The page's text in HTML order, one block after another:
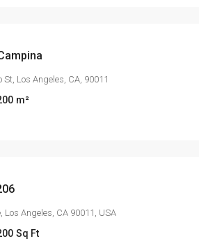
St, Los Angeles, CA, 90011
m²
Los Angeles, CA 90011, USA
Sq Ft
APARTMENT